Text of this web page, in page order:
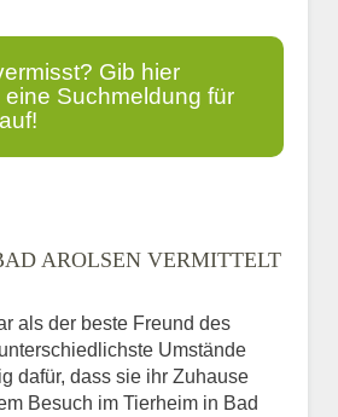
Gib hier
eine Suchmeldung für
*
AROLSEN VERMITTELT
als der beste Freund des
Umstände
dafür, dass sie ihr Zuhause
Besuch im Tierheim in Bad